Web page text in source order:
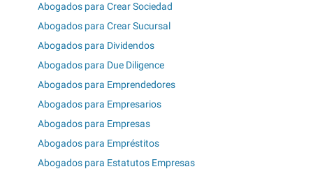
Abogados para Crear Sociedad
Abogados para Crear Sucursal
Abogados para Dividendos
Abogados para Due Diligence
Abogados para Emprendedores
Abogados para Empresarios
Abogados para Empresas
Abogados para Empréstitos
Abogados para Estatutos Empresas